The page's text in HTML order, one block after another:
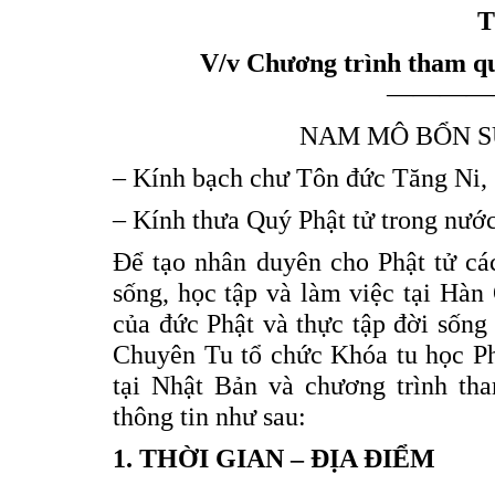
V/v Chương trình tham
NAM MÔ BỔN
– Kính bạch chư Tôn đức Tăng Ni,
– Kính thưa Quý Phật tử trong
Để tạo nhân duyên cho Phật tử
sống, học tập và làm việc tại
của đức Phật và thực tập đời
Chuyên Tu tổ chức Khóa tu học
tại Nhật Bản và chương trình
thông tin như sau:
1. THỜI